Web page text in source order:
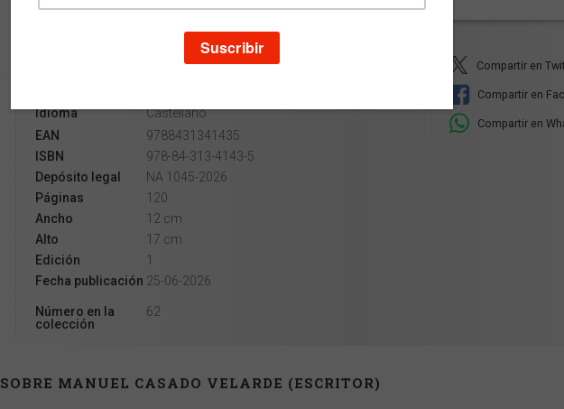
Manuel Casado Velarde
Idioma
Castellano
EAN
9788431341435
ISBN
978-84-313-4143-5
Depósito legal
NA 1045-2026
Páginas
120
Ancho
12 cm
Alto
17 cm
Edición
1
Fecha publicación 25-06-2026
Número en la
colección
62
Compartir en
Compartir en
Compartir en
SOBRE MANUEL CASADO VELARDE (ESCRITOR)